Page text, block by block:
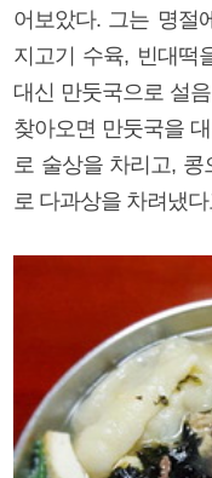
어보았다. 그는 명절
지고기 수육, 빈대떡
대신 만둣국으로 설
찾아오면 만둣국을
로 술상을 차리고,
로 다과상을 차려냈